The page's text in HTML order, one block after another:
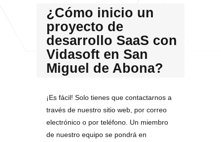
¿Cómo inicio un
proyecto de
desarrollo SaaS con
Vidasoft en San
Miguel de Abona?
¡Es fácil! Solo tienes que contactarnos a
través de nuestro sitio web, por correo
electrónico o por teléfono. Un miembro
de nuestro equipo se pondrá en